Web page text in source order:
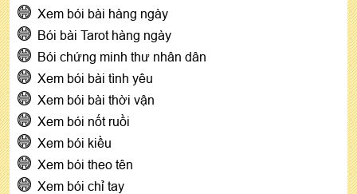
Xem bói bài hàng ngày
Bói bài Tarot hàng ngày
Bói chứng minh thư nhân dân
Xem bói bài tình yêu
Xem bói bài thời vận
Xem bói nốt ruồi
Xem bói kiều
Xem bói theo tên
Xem bói chỉ tay